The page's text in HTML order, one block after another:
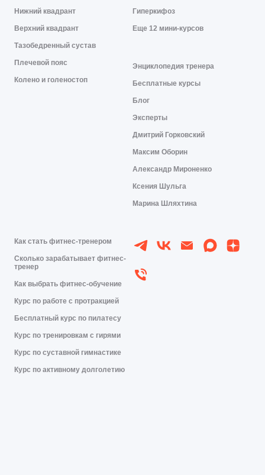
Нижний квадрант
Верхний квадрант
Тазобедренный сустав
Плечевой пояс
Колено и голеностоп
Гиперкифоз
Еще 12 мини-курсов
Энциклопедия тренера
Бесплатные курсы
Блог
Эксперты
Дмитрий Горковский
Максим Оборин
Александр Мироненко
Ксения Шульга
Марина Шляхтина
Как стать фитнес-тренером
Сколько зарабатывает фитнес-
тренер
Как выбрать фитнес-обучение
Курс по работе с протракцией
Бесплатный курс по пилатесу
Курс по тренировкам с гирями
Курс по суставной гимнастике
Курс по активному долголетию